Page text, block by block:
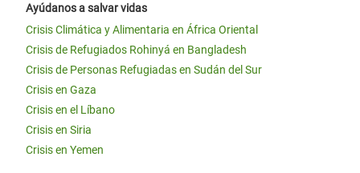
Ayúdanos a salvar vidas
Crisis Climática y Alimentaria en África Oriental
Crisis de Refugiados Rohinyá en Bangladesh
Crisis de Personas Refugiadas en Sudán del Sur
Crisis en Gaza
Crisis en el Líbano
Crisis en Siria
Crisis en Yemen